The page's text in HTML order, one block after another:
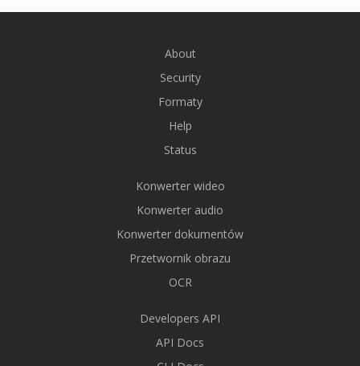
About
Security
Formaty
Help
Status
Konwerter wideo
Konwerter audio
Konwerter dokumentów
Przetwornik obrazu
OCR
Developers API
API Docs